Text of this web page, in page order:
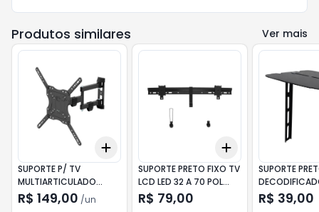
Produtos similares Ver mais
Add
SUPORTE P/ TV
MULTIARTICULADO
26"-65" FULL40_PRO
ELG
R$ 149,00 /un
Add
SUPORTE PRETO FIXO TV
LCD LED 32 A 70 POL
BRASFORMA
R$ 79,00
SUPORTE
BRASFORMA
R$ 39,00